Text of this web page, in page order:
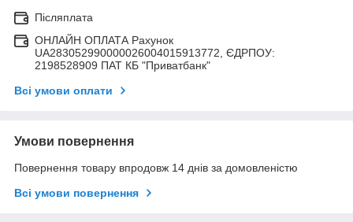
Післяплата
ОНЛАЙН ОПЛАТА Рахунок
UA283052990000026004015913772, ЄДРПОУ:
2198528909 ПАТ КБ "Приватбанк"
Всі умови оплати
Умови повернення
Повернення товару впродовж 14 днів за домовленістю
Всі умови повернення